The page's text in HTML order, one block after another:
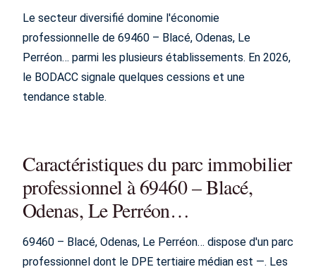
Le secteur diversifié domine l'économie
professionnelle de 69460 – Blacé, Odenas, Le
Perréon… parmi les plusieurs établissements. En 2026,
le BODACC signale quelques cessions et une
tendance stable.
Caractéristiques du parc immobilier
professionnel à 69460 – Blacé,
Odenas, Le Perréon…
69460 – Blacé, Odenas, Le Perréon… dispose d'un parc
professionnel dont le DPE tertiaire médian est —. Les